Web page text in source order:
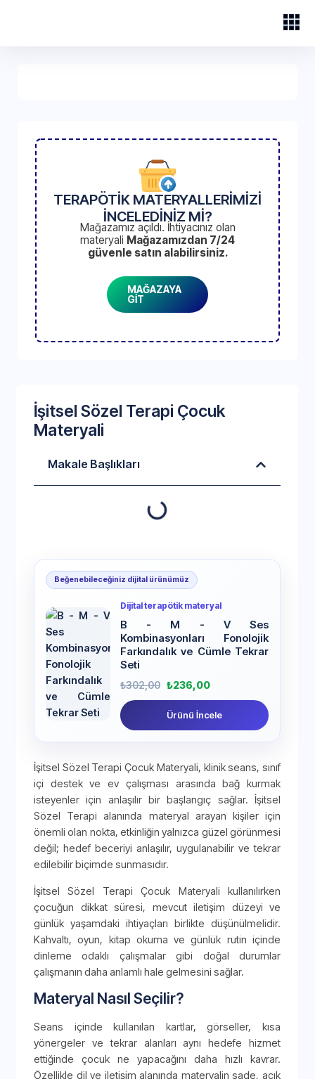
TERAPÖTİK MATERYALLERİMİZİ
İNCELEDİNİZ Mİ?
Mağazamız açıldı. İhtiyacınız olan
materyali Mağazamızdan 7/24
güvenle satın alabilirsiniz.
MAĞAZAYA
GİT
İşitsel Sözel Terapi Çocuk
Materyali
Makale Başlıkları
Beğenebileceğiniz dijital ürünümüz
Dijital terapötik materyal
B - M - V Ses
Kombinasyonları Fonolojik
Farkındalık ve Cümle Tekrar
Seti
₺302,00 ₺236,00
Ürünü İncele
İşitsel Sözel Terapi Çocuk Materyali, klinik seans, sınıf
içi destek ve ev çalışması arasında bağ kurmak
isteyenler için anlaşılır bir başlangıç sağlar. İşitsel
Sözel Terapi alanında materyal arayan kişiler için
önemli olan nokta, etkinliğin yalnızca güzel görünmesi
değil; hedef beceriyi anlaşılır, uygulanabilir ve tekrar
edilebilir biçimde sunmasıdır.
İşitsel Sözel Terapi Çocuk Materyali kullanılırken
çocuğun dikkat süresi, mevcut iletişim düzeyi ve
günlük yaşamdaki ihtiyaçları birlikte düşünülmelidir.
Kahvaltı, oyun, kitap okuma ve günlük rutin içinde
dinleme odaklı çalışmalar gibi doğal durumlar
çalışmanın daha anlamlı hale gelmesini sağlar.
Materyal Nasıl Seçilir?
Seans içinde kullanılan kartlar, görseller, kısa
yönergeler ve tekrar alanları aynı hedefe hizmet
ettiğinde çocuk ne yapacağını daha hızlı kavrar.
Özellikle dil ve iletişim alanında materyalin sade, açık